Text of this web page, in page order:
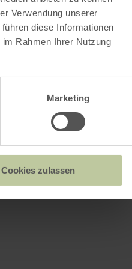
Verwendung unserer
diese Informationen
Rahmen Ihrer Nutzung
Marketing
Cookies zulassen